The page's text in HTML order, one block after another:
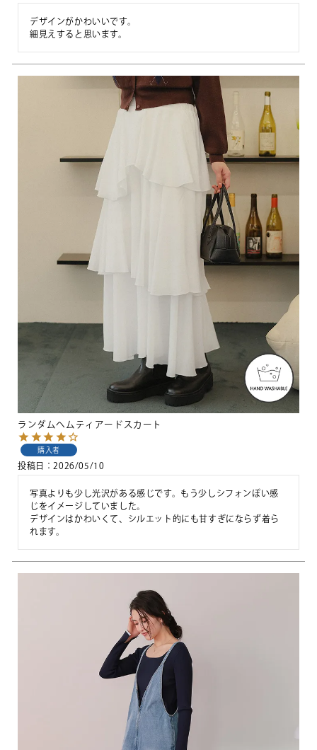
デザインがかわいいです。
細見えすると思います。
ランダムヘムティアードスカート
購入者
投稿日 2026/05/10
写真よりも少し光沢がある感じです。もう少しシフォンぽい感
じをイメージしていました。
デザインはかわいくて、シルエット的にも甘すぎにならず着ら
れます。